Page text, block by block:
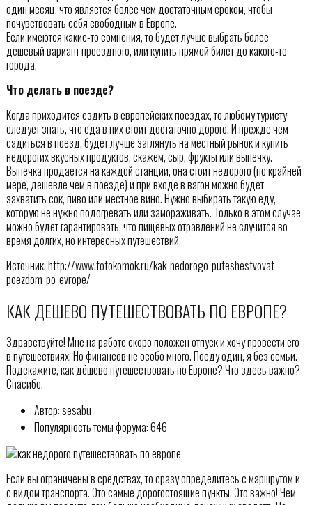
один месяц, что является более чем достаточным сроком, чтобы
почувствовать себя свободным в Европе.
Если имеются какие-то сомнения, то будет лучше выбрать более
дешевый вариант проездного, или купить прямой билет до какого-то
города.
Что делать в поезде?
Когда приходится ездить в европейских поездах, то любому туристу
следует знать, что еда в них стоит достаточно дорого. И прежде чем
садиться в поезд, будет лучше заглянуть на местный рынок и купить
недорогих вкусных продуктов, скажем, сыр, фрукты или выпечку.
Выпечка продается на каждой станции, она стоит недорого (по крайней
мере, дешевле чем в поезде) и при входе в вагон можно будет
захватить сок, пиво или местное вино. Нужно выбирать такую еду,
которую не нужно подогревать или замораживать. Только в этом случае
можно будет гарантировать, что пищевых отравлений не случится во
время долгих, но интересных путешествий.
Источник: http://www.fotokomok.ru/kak-nedorogo-puteshestvovat-
poezdom-po-evrope/
КАК ДЕШЕВО ПУТЕШЕСТВОВАТЬ ПО ЕВРОПЕ?
Здравствуйте! Мне на работе скоро положен отпуск и хочу провести его
в путешествиях. Но финансов не особо много. Поеду один, я без семьи.
Подскажите, как дёшево путешествовать по Европе? Что здесь важно?
Спасибо.
Автор: sesabu
Популярность темы форума: 646
Если вы ограничены в средствах, то сразу определитесь с маршрутом и
с видом транспорта. Это самые дорогостоящие пункты. Это важно! Чем